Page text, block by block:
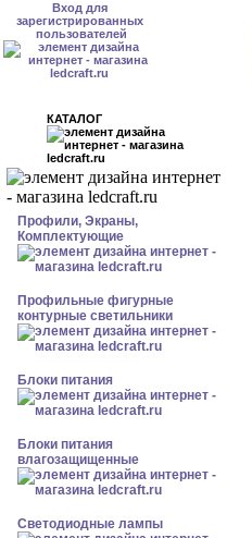
Вход для
зарегистрированных
пользователей
КАТАЛОГ
Профили, Экраны,
Комплектующие
Профильные фигурные
контурные светильники
Блоки питания
Блоки питания
влагозащищенные
Светодиодные лампы